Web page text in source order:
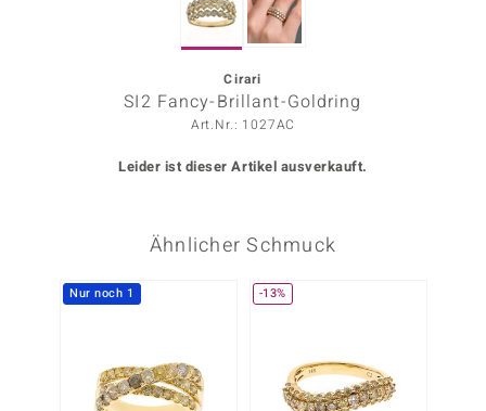
Cirari
SI2 Fancy-Brillant-Goldring
Art.Nr.: 1027AC
Leider ist dieser Artikel ausverkauft.
Ähnlicher Schmuck
Nur noch 1 -13%